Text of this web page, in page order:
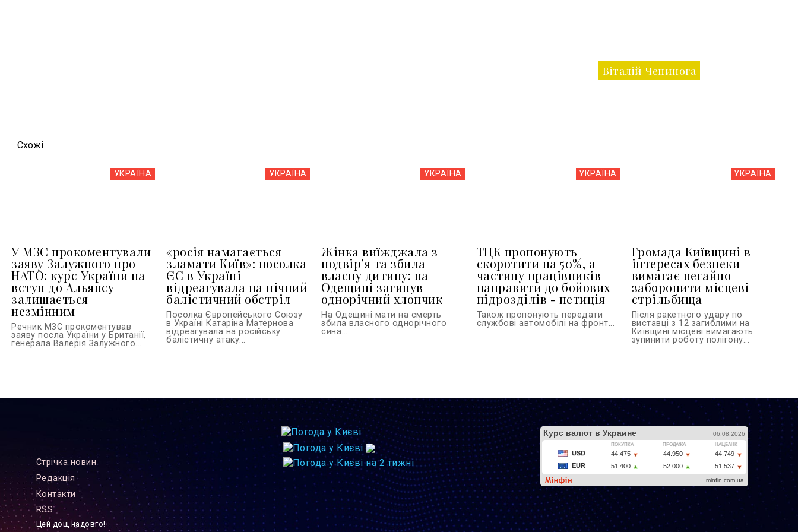
Віталій Чепинога
Схожi
УКРАЇНА
У МЗС прокоментували
заяву Залужного про
НАТО: курс України на
вступ до Альянсу
залишається
незмінним
Речник МЗС прокоментував
заяву посла України у Британії,
генерала Валерія Залужного...
УКРАЇНА
«росія намагається
зламати Київ»: посолка
ЄС в Україні
відреагувала на нічний
балістичний обстріл
Посолка Європейського Союзу
в Україні Катаріна Матернова
відреагувала на російську
балістичну атаку...
УКРАЇНА
Жінка виїжджала з
подвір’я та збила
власну дитину: на
Одещині загинув
однорічний хлопчик
На Одещині мати на смерть
збила власного однорічного
сина...
УКРАЇНА
ТЦК пропонують
скоротити на 50%, а
частину працівників
направити до бойових
підрозділів - петиція
Також пропонують передати
службові автомобілі на фронт...
УКРАЇНА
Громада Київщині в
інтересах безпеки
вимагає негайно
заборонити місцеві
стрільбища
Після ракетного удару по
виставці з 12 загиблими на
Київщині місцеві вимагають
зупинити роботу полігону...
Стрiчка новин
Редакцiя
Контакти
RSS
Цей дощ надовго!